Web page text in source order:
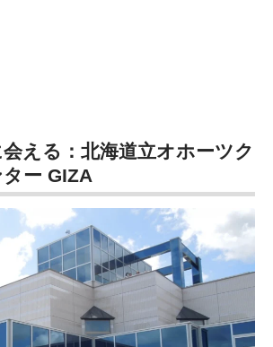
える：北海道立オホーツク
ー GIZA